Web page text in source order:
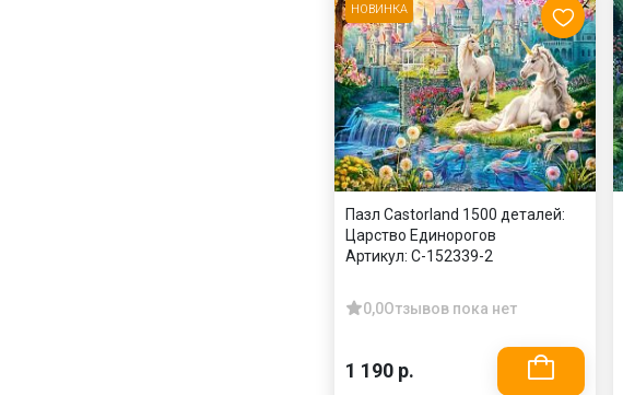
НОВИНКА
Пазл Castorland 1500 деталей:
Царство Единорогов
Артикул: C-152339-2
0,0Отзывов пока нет
1 190 р.